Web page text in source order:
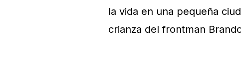
la vida en una pequeña
crianza del frontman